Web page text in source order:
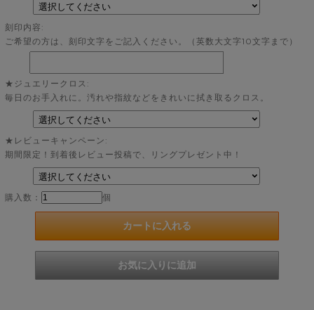
刻印内容:
ご希望の方は、刻印文字をご記入ください。（英数大文字10文字まで）
★ジュエリークロス:
毎日のお手入れに。汚れや指紋などをきれいに拭き取るクロス。
★レビューキャンペーン:
期間限定！到着後レビュー投稿で、リングプレゼント中！
購入数： 個